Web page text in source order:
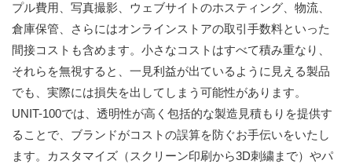
プル費用、写真撮影、ウェブサイトのホスティング、物流、
倉庫保管、さらにはオンラインストアの取引手数料といった
間接コストも含めます。小さなコストはすべて積み重なり、
それらを無視すると、一見利益が出ているように見える製品
でも、実際には損失を出してしまう可能性があります。
UNIT-100では、透明性が高く包括的な製造見積もりを提供す
ることで、ブランドがコストの誤算を防ぐお手伝いをいたし
ます。カスタマイズ（スクリーン印刷から3D刺繍まで）やパ